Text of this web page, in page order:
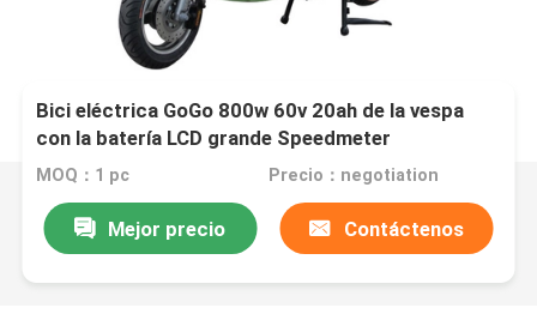
Bici eléctrica GoGo 800w 60v 20ah de la vespa
con la batería LCD grande Speedmeter
MOQ：1 pc Precio：negotiation
Mejor precio Contáctenos